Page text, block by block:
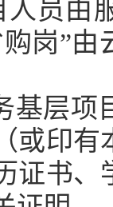
人员由
岗”
基层项
或印
证书